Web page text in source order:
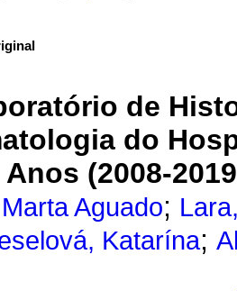
de
do
Anos (2008-
Aguado;
Katarína;